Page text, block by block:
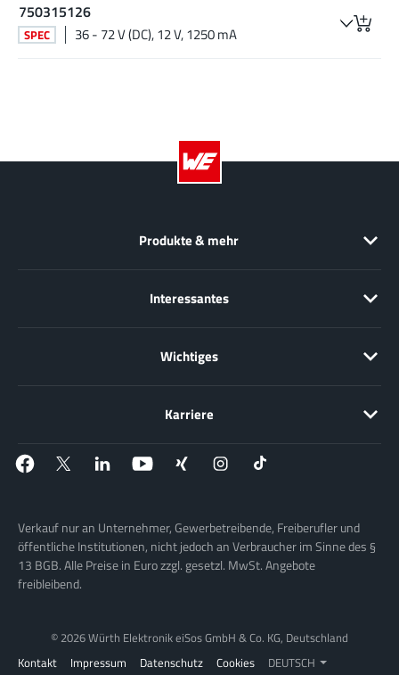
750315126
SPEC 36 - 72 V (DC), 12 V, 1250 mA
Produkte & mehr
Interessantes
Wichtiges
Karriere
Verkauf nur an Unternehmer, Gewerbetreibende, Freiberufler und
öffentliche Institutionen, nicht jedoch an Verbraucher im Sinne des §
13 BGB. Alle Preise in Euro zzgl. gesetzl. MwSt. Angebote
freibleibend.
© 2026 Würth Elektronik eiSos GmbH & Co. KG, Deutschland
Kontakt
Impressum Datenschutz Cookies DEUTSCH